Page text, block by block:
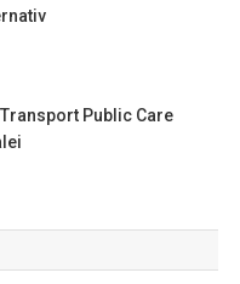
Public Care